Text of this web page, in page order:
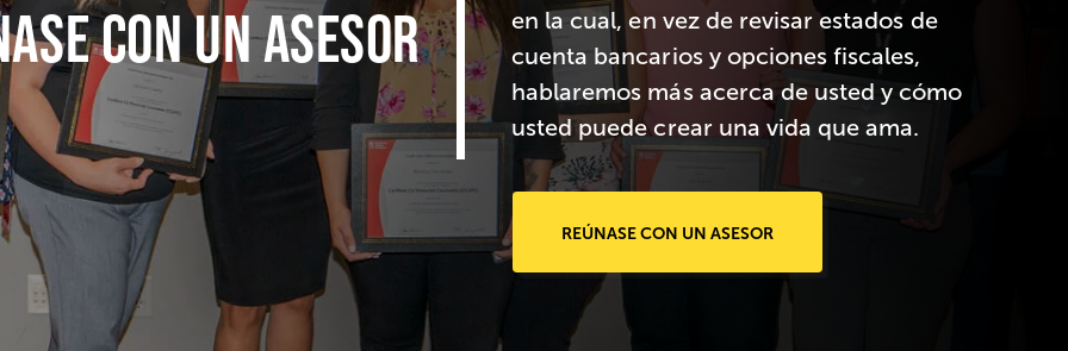
CON UN ASESOR
en la cual, en vez de revisar estados de
cuenta bancarios y opciones fiscales,
hablaremos más acerca de usted y cómo
usted puede crear una vida que ama.
REÚNASE CON UN ASESOR